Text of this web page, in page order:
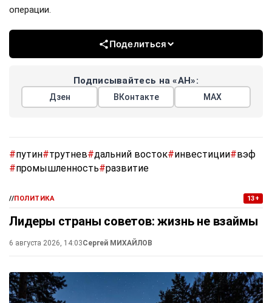
операции.
Поделиться
Подписывайтесь на «АН»:
Дзен ВКонтакте МАХ
#путин#трутнев#дальний восток#инвестиции#вэф
#промышленность#развитие
//ПОЛИТИКА 13+
Лидеры страны советов: жизнь не взаймы
6 августа 2026, 14:03Сергей МИХАЙЛОВ